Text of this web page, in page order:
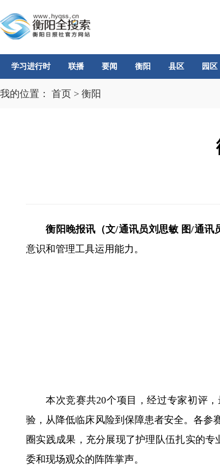
学习进行时 联播 要闻 衡阳 县区 园区
我的位置： 首页 > 衡阳
衡阳晚报讯（文/通讯员刘思敏 图/通讯
意识和管理工具运用能力。
本次竞赛共20个项目，经过专家初评
验，从降低临床风险到保障患者安全。各参
圈实践成果，充分展现了护理队伍扎实的
委和现场观众的阵阵掌声。